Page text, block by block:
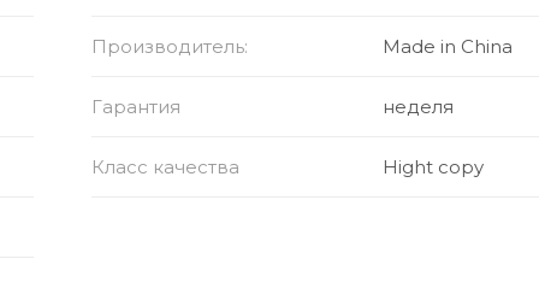
контакты для зарядки/порт USB-C для
Производитель: Made in China
Гарантия неделя
Класс качества Hight copy